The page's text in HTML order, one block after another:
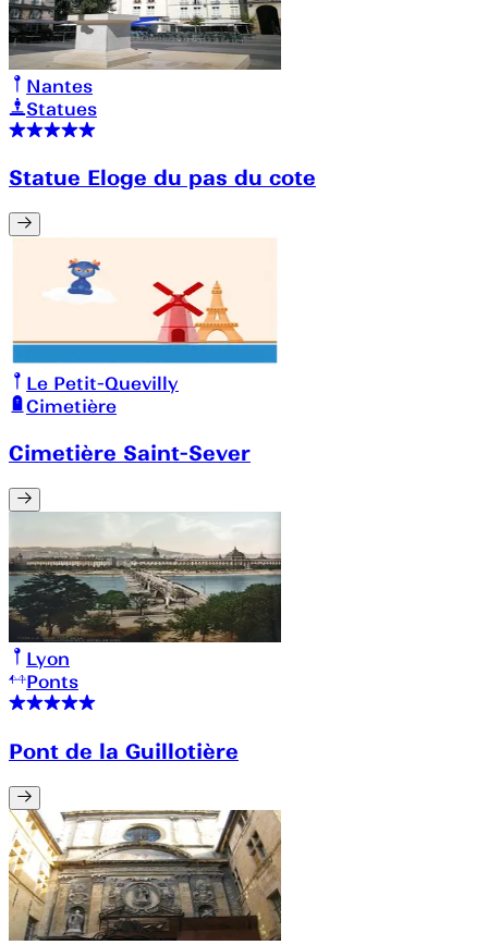
Nantes
Statues
Statue Eloge du pas du cote
Le Petit-Quevilly
Cimetière
Cimetière Saint-Sever
Lyon
Ponts
Pont de la Guillotière